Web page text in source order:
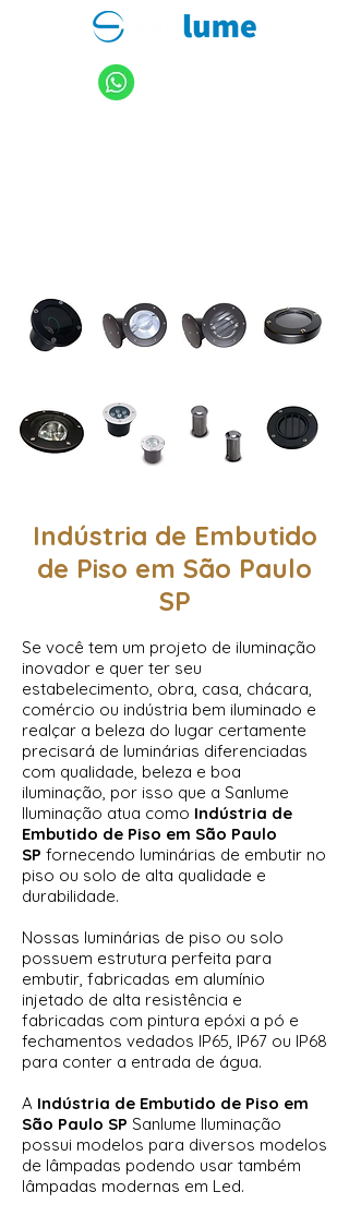
Indústria de Embutido
de Piso em São Paulo
SP
Se você tem um projeto de iluminação
inovador e quer ter seu
estabelecimento, obra, casa, chácara,
comércio ou indústria bem iluminado e
realçar a beleza do lugar certamente
precisará de luminárias diferenciadas
com qualidade, beleza e boa
iluminação, por isso que a Sanlume
Iluminação atua como Indústria de
Embutido de Piso em São Paulo
SP fornecendo luminárias de embutir no
piso ou solo de alta qualidade e
durabilidade.
Nossas luminárias de piso ou solo
possuem estrutura perfeita para
embutir, fabricadas em alumínio
injetado de alta resistência e
fabricadas com pintura epóxi a pó e
fechamentos vedados IP65, IP67 ou IP68
para conter a entrada de água.
A Indústria de Embutido de Piso em
São Paulo SP Sanlume Iluminação
possui modelos para diversos modelos
de lâmpadas podendo usar também
lâmpadas modernas em Led.